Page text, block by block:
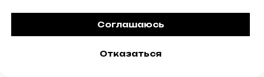
Соглашаюсь
Отказаться